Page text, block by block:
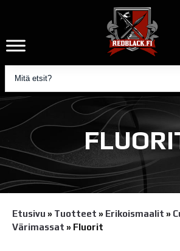
Etusivu » Tuotteet » Erikoismaalit »
Värimassat » Fluorit